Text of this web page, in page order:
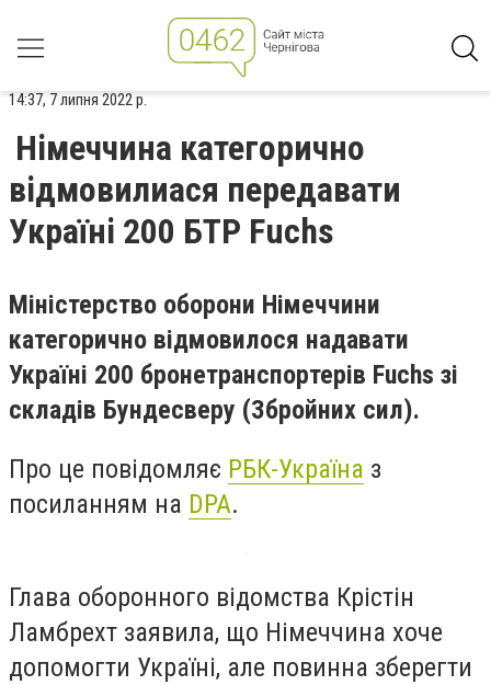
14:37, 7 липня 2022 р.
Німеччина категорично
відмовилиася передавати
Україні 200 БТР Fuchs
Міністерство оборони Німеччини
категорично відмовилося надавати
Україні 200 бронетранспортерів Fuchs зі
складів Бундесверу (Збройних сил).
Про це повідомляє РБК-Україна з
посиланням на DPA.
Глава оборонного відомства Крістін
Ламбрехт заявила, що Німеччина хоче
допомогти Україні, але повинна зберегти